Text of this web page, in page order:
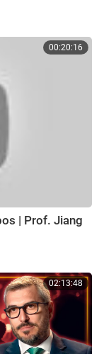
00:20:16
| Prof. Jiang
02:13:48